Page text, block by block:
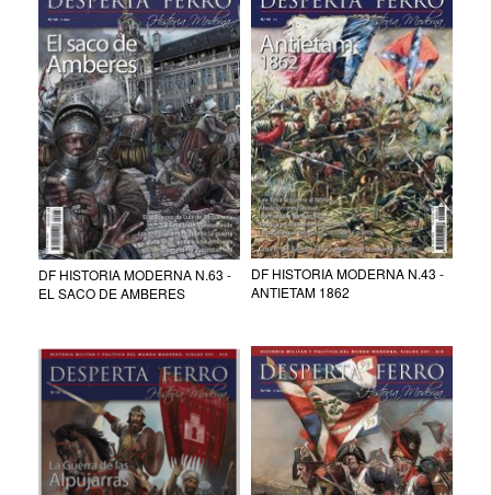
DF HISTORIA MODERNA N.63 -
EL SACO DE AMBERES
DF HISTORIA MODERNA N.43 -
ANTIETAM 1862